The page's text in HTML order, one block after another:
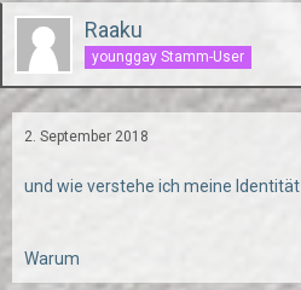
Raaku
younggay Stamm-User
2. September 2018
und wie verstehe ich meine Identität
Warum